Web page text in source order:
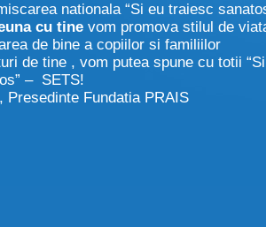
nationala“Si eu traiesc
cu tine vom promova stilul de
de bine a copiilor si familiilor
de tine , vom putea spune cu totii
– SETS!
, Presedinte Fundatia PRAIS